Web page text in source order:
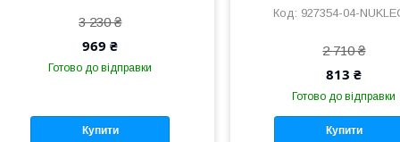
3 230 ₴
969 ₴
Готово до відправки
Купити
927354-04-
2 710 ₴
813 ₴
Готово до відправки
Купити